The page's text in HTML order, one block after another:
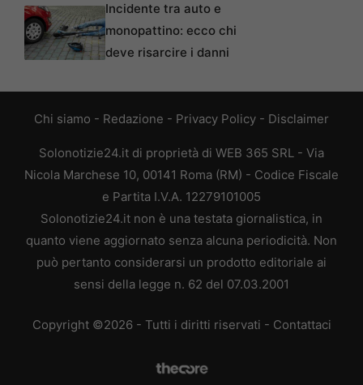
Incidente tra auto e
monopattino: ecco chi
deve risarcire i danni
Chi siamo - Redazione - Privacy Policy - Disclaimer
Solonotizie24.it di proprietà di WEB 365 SRL - Via
Nicola Marchese 10, 00141 Roma (RM) - Codice Fiscale
e Partita I.V.A. 12279101005
Solonotizie24.it non è una testata giornalistica, in
quanto viene aggiornato senza alcuna periodicità. Non
può pertanto considerarsi un prodotto editoriale ai
sensi della legge n. 62 del 07.03.2001
Copyright ©2026 - Tutti i diritti riservati - Contattaci